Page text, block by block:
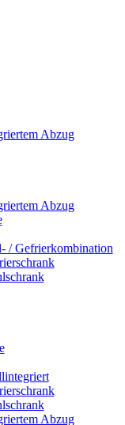
Abzug
Abzug
/ Gefrierkombination
Abzug